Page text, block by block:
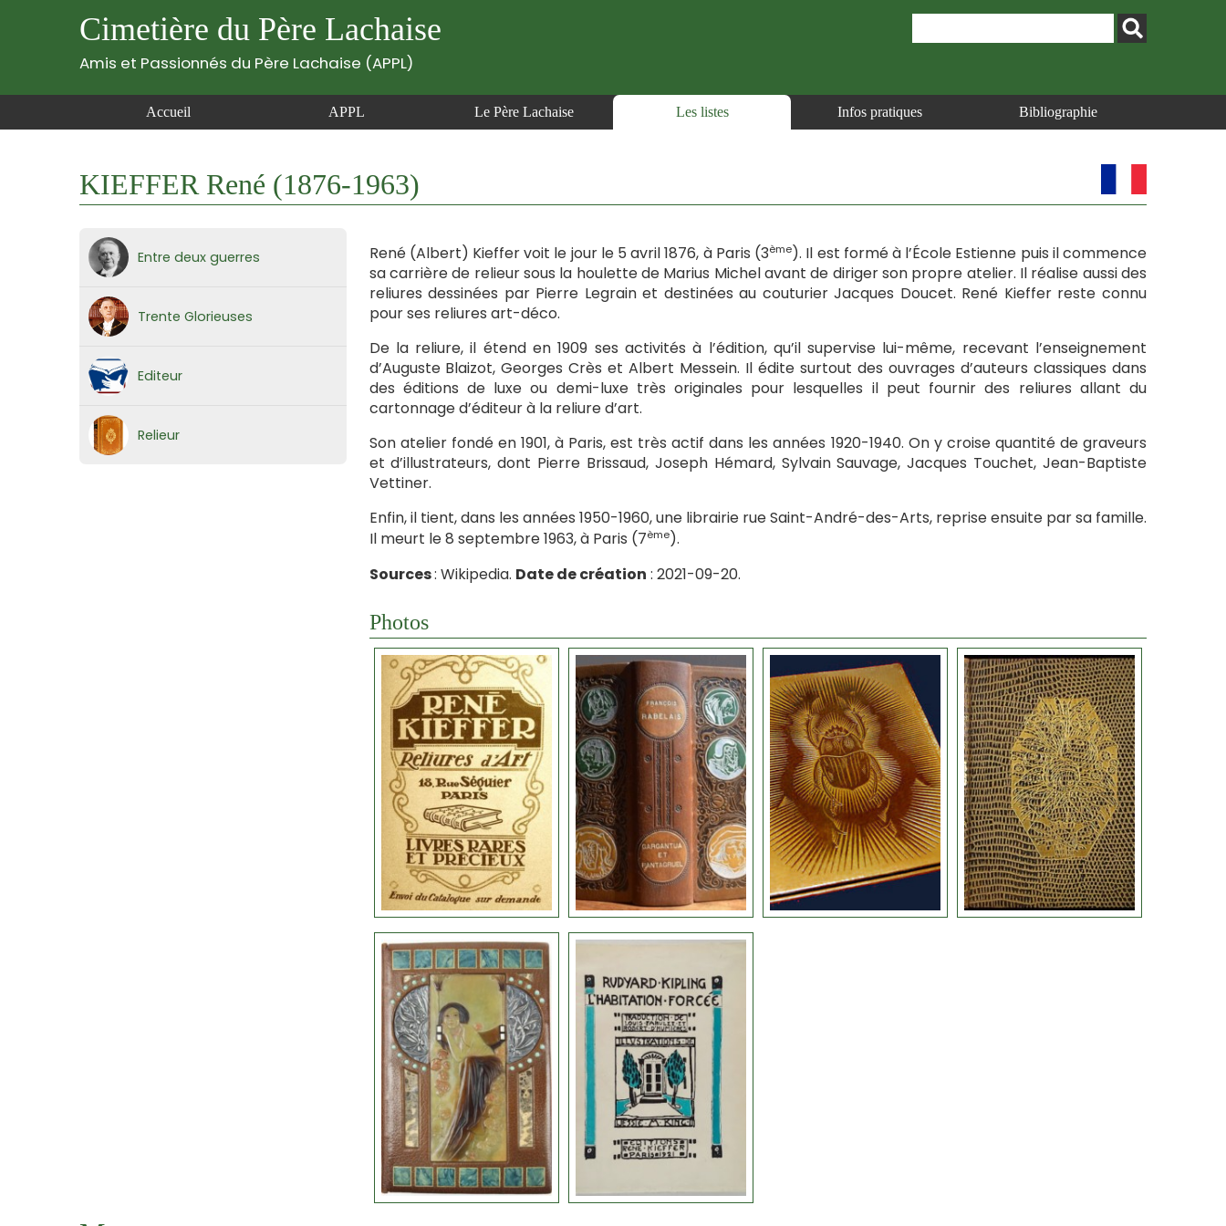
Cimetière du Père Lachaise
Amis et Passionnés du Père Lachaise (APPL)
Accueil APPL Le Père Lachaise Les listes Infos pratiques Bibliographie
KIEFFER René (1876-1963)
Entre deux guerres
Trente Glorieuses
Editeur
Relieur
René (Albert) Kieffer voit le jour le 5 avril 1876, à Paris (3ème). Il est formé à l’École Estienne puis il commence
sa carrière de relieur sous la houlette de Marius Michel avant de diriger son propre atelier. Il réalise aussi des
reliures dessinées par Pierre Legrain et destinées au couturier Jacques Doucet. René Kieffer reste connu
pour ses reliures art-déco.
De la reliure, il étend en 1909 ses activités à l’édition, qu’il supervise lui-même, recevant l’enseignement
d’Auguste Blaizot, Georges Crès et Albert Messein. Il édite surtout des ouvrages d’auteurs classiques dans
des éditions de luxe ou demi-luxe très originales pour lesquelles il peut fournir des reliures allant du
cartonnage d’éditeur à la reliure d’art.
Son atelier fondé en 1901, à Paris, est très actif dans les années 1920-1940. On y croise quantité de graveurs
et d’illustrateurs, dont Pierre Brissaud, Joseph Hémard, Sylvain Sauvage, Jacques Touchet, Jean-Baptiste
Vettiner.
Enfin, il tient, dans les années 1950-1960, une librairie rue Saint-André-des-Arts, reprise ensuite par sa famille.
Il meurt le 8 septembre 1963, à Paris (7ème).
Sources: Wikipedia. Date de création : 2021-09-20.
Photos